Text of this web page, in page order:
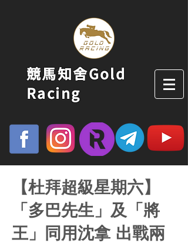
競馬知舍Gold
Racing
【杜拜超級星期六】
「多巴先生」及「將
王」同用沈拿 出戰兩